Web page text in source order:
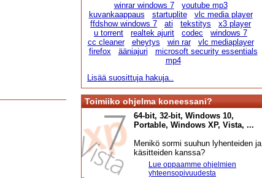
winrar windows 7
youtube mp3
kuvankaappaus
startuplite
vlc media player
ffdshow windows 7
ati tekstitys
x3 player
u torrent
realtek ajurit codec
windows 7
cc cleaner
eheytys win rar
vlc mediaplayer
firefox
ääniajuri
microsoft security essentials
mp4
Lisää suosittuja hakuja..
Toimiiko ohjelma koneessani?
64-bit, 32-bit, Windows 10,
Portable, Windows XP, Vista, ...
Menikö sormi suuhun lyhenteiden ja
käsitteiden kanssa?
Lue oppaamme ohjelmien
yhteensopivuudesta